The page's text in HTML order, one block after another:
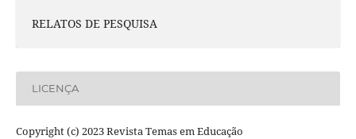
RELATOS DE PESQUISA
LICENÇA
Copyright (c) 2023 Revista Temas em Educação